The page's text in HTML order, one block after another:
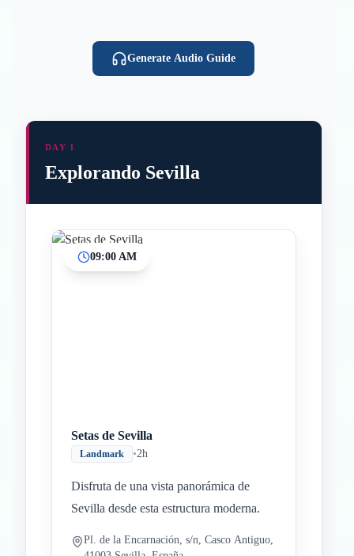
Generate Audio Guide
DAY 1
Explorando Sevilla
09:00 AM
Setas de Sevilla
Landmark •2h
Disfruta de una vista panorámica de
Sevilla desde esta estructura moderna.
Pl. de la Encarnación, s/n, Casco Antiguo,